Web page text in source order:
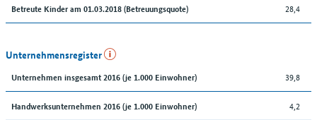
Betreute Kinder am 01.03.2018 (Betreuungsquote) 28,4
Unternehmensregister
Unternehmen insgesamt 2016 (je 1.000 Einwohner) 39,8
Handwerksunternehmen 2016 (je 1.000 Einwohner) 4,2